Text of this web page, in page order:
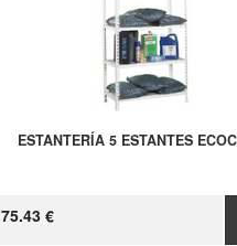
ESTANTERÍA 5 ESTANTES
75.43 €